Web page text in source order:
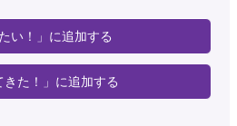
たい！」に追加する
きた！」に追加する